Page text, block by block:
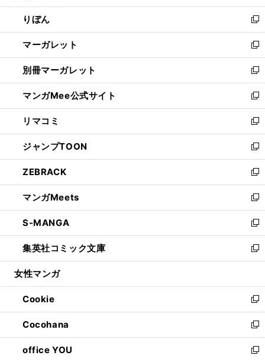
開
く
ウ
で
開
く
ン
ド
ウ
で
開
く
ウ
ィ
ン
ド
ウ
で
開
く
りぼん
新
し
い
ウ
ィ
ン
ド
ウ
で
開
く
マーガレット
新
し
い
ウ
ィ
ン
ド
ウ
で
開
く
別冊マーガレット
新
し
い
ウ
ィ
ン
ド
ウ
で
開
く
マンガMee公式サイト
新
し
い
ウ
ィ
ン
ド
ウ
で
開
く
リマコミ
新
し
い
ウ
ィ
ン
ド
ウ
で
開
く
ジャンプTOON
新
し
い
ウ
ィ
ン
ド
ウ
で
開
ZEBRACK
新
し
い
ウ
ィ
ン
ド
ウ
開
く
マンガMeets
新
し
い
ウ
ィ
ン
ウ
で
開
く
S-MANGA
新
し
い
ウ
ン
ド
ウ
で
開
く
集英社コミック文庫
新
し
ウ
ィ
ン
ド
ウ
で
女性マンガ
Cookie
新
し
い
ウ
ィ
Cocohana
新
し
い
office YOU
新